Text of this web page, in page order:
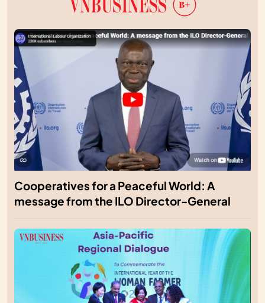
Cooperatives for a Peaceful World: A
message from the ILO Director-General